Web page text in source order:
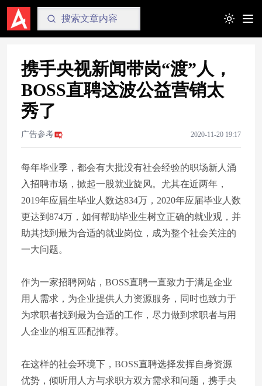
Toggle
携手央视新闻带岗“渡”人，
BOSS直聘这波公益营销太
秀了
广告参考 2020-11-20 19:17
每年毕业季，都会有大批没有社会经验的职场新人涌
入招聘市场，掀起一股就业旋风。尤其在近两年，
2019年应届生毕业人数达834万，2020年应届毕业人数
更达到874万，如何帮助毕业生树立正确的就业观，并
助其找到最为合适的就业岗位，成为整个社会关注的
一大问题。
作为一家招聘网站，BOSS直聘一直致力于满足企业
用人需求，为企业提供人力资源服务，同时也致力于
为求职者找到最为合适的工作，尽力做到求职者与用
人企业的相互匹配推荐。
在这样的社会环境下，BOSS直聘选择发挥自身资源
优势，倾听用人方与求职方双方需求和问题，携手央